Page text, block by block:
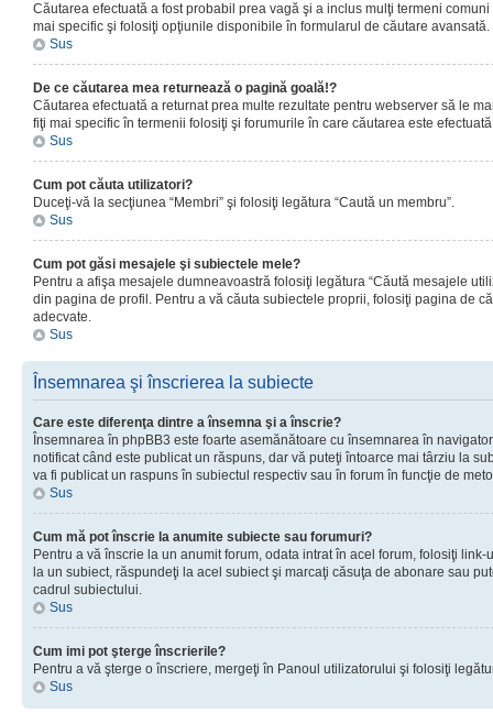
Căutarea efectuată a fost probabil prea vagă şi a inclus mulţi termeni
mai specific şi folosiţi opţiunile disponibile în formularul de căutare avansată.
Sus
De ce căutarea mea returnează o pagină goală!?
Căutarea efectuată a returnat prea multe rezultate pentru webserver să le
fiţi mai specific în termenii folosiţi şi forumurile în care căutarea este
Sus
Cum pot căuta utilizatori?
Duceţi-vă la secţiunea “Membri” şi folosiţi legătura “Caută un membru”.
Sus
Cum pot găsi mesajele şi subiectele mele?
Pentru a afişa mesajele dumneavoastră folosiţi legătura “Căută mesajele
din pagina de profil. Pentru a vă căuta subiectele proprii, folosiţi pagina de
adecvate.
Sus
Însemnarea şi înscrierea la subiecte
Care este diferenţa dintre a însemna şi a înscrie?
Însemnarea în phpBB3 este foarte asemănătoare cu însemnarea în
notificat când este publicat un răspuns, dar vă puteţi întoarce mai târziu la
va fi publicat un raspuns în subiectul respectiv sau în forum în funcţie de
Sus
Cum mă pot înscrie la anumite subiecte sau forumuri?
Pentru a vă înscrie la un anumit forum, odata intrat în acel forum, folosiţi
la un subiect, răspundeţi la acel subiect şi marcaţi căsuţa de abonare sau
cadrul subiectului.
Sus
Cum imi pot şterge înscrierile?
Pentru a vă şterge o înscriere, mergeţi în Panoul utilizatorului şi folosiţi
Sus